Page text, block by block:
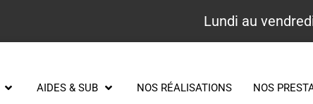
Lundi au
AIDES & SUB NOS RÉALISATIONS NOS